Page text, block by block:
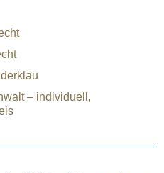
– individuell,